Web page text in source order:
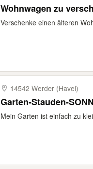
Wohnwagen zu
Verschenke einen älteren
14542 Werder (Havel)
Garten-Stauden-
Mein Garten ist einfach zu